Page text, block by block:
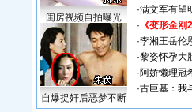
闺房视频自拍曝光
自爆捉奸后恶梦不断
·满文军有望
· 《变形金刚
·李湘王岳伦
·黎姿怀孕大
·阿娇懒理冠
·古巨基：我